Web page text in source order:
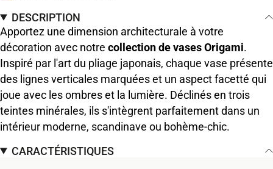
DESCRIPTION
Apportez une dimension architecturale à votre
décoration avec notre collection de vases Origami.
Inspiré par l'art du pliage japonais, chaque vase présente
des lignes verticales marquées et un aspect facetté qui
joue avec les ombres et la lumière. Déclinés en trois
teintes minérales, ils s'intègrent parfaitement dans un
intérieur moderne, scandinave ou bohème-chic.
CARACTÉRISTIQUES